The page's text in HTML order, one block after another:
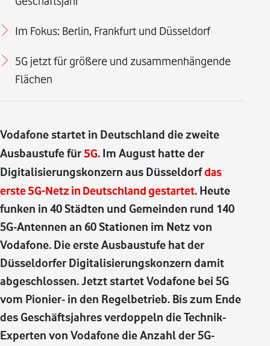
Im Fokus: Berlin, Frankfurt und Düsseldorf
5G jetzt für größere und zusammenhängende
Flächen
Vodafone startet in Deutschland die zweite
Ausbaustufe für5G. Im August hatte der
Digitalisierungskonzern aus Düsseldorfdas
erste 5G-Netz in Deutschland gestartet. Heute
funken in 40 Städten und Gemeinden rund 140
5G-Antennen an 60 Stationen im Netz von
Vodafone. Die erste Ausbaustufe hat der
Düsseldorfer Digitalisierungskonzern damit
abgeschlossen. Jetzt startet Vodafone bei 5G
vom Pionier- in den Regelbetrieb. Bis zum Ende
des Geschäftsjahres verdoppeln die Technik-
Experten von Vodafone die Anzahl der 5G-